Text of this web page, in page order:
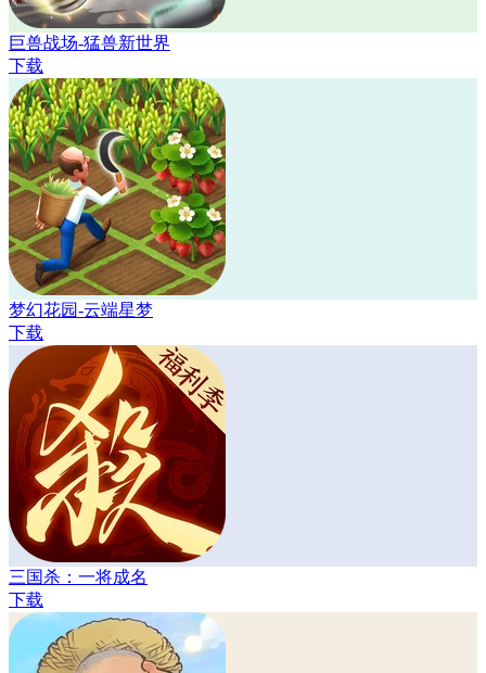
巨兽战场-猛兽新世界
下载
梦幻花园-云端星梦
下载
三国杀：一将成名
下载